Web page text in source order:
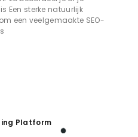
Een sterke natuurlijk
een veelgemaakte SEO-
Platform